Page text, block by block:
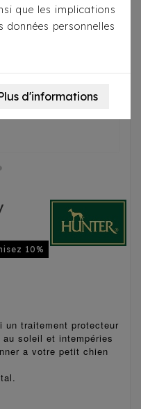
10%
un traitement protecteur
soleil et intempéries
a votre petit chien
que les implications
personnelles